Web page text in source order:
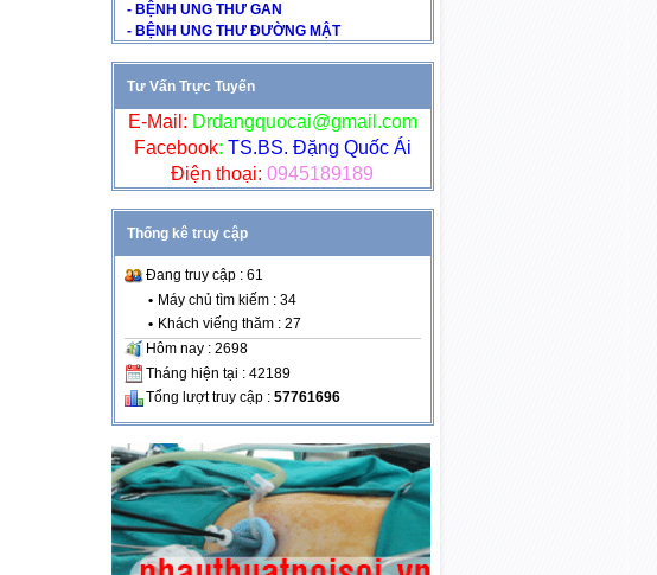
- BỆNH UNG THƯ GAN
- BỆNH UNG THƯ ĐƯỜNG MẬT
Tư Vấn Trực Tuyến
E-Mail: Drdangquocai@gmail.com
Facebook: TS.BS. Đặng Quốc Ái
Điện thoại: 0945189189
Thống kê truy cập
Đang truy cập : 61
• Máy chủ tìm kiếm : 34
• Khách viếng thăm : 27
Hôm nay : 2698
Tháng hiện tại : 42189
Tổng lượt truy cập : 57761696